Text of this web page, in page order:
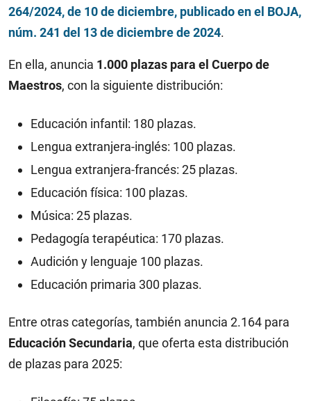
264/2024, de 10 de diciembre, publicado en el BOJA,
núm. 241 del 13 de diciembre de 2024.
En ella, anuncia 1.000 plazas para el Cuerpo de
Maestros, con la siguiente distribución:
Educación infantil: 180 plazas.
Lengua extranjera-inglés: 100 plazas.
Lengua extranjera-francés: 25 plazas.
Educación física: 100 plazas.
Música: 25 plazas.
Pedagogía terapéutica: 170 plazas.
Audición y lenguaje 100 plazas.
Educación primaria 300 plazas.
Entre otras categorías, también anuncia 2.164 para
Educación Secundaria, que oferta esta distribución
de plazas para 2025: